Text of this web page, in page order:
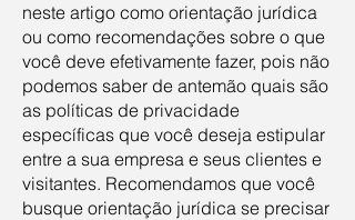
neste artigo como orientação jurídica
ou como recomendações sobre o que
você deve efetivamente fazer, pois não
podemos saber de antemão quais são
as políticas de privacidade
específicas que você deseja estipular
entre a sua empresa e seus clientes e
visitantes. Recomendamos que você
busque orientação jurídica se precisar